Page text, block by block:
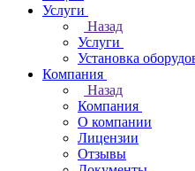
Услуги
Назад
Услуги
Установка
Компания
Назад
Компания
О компании
Лицензии
Отзывы